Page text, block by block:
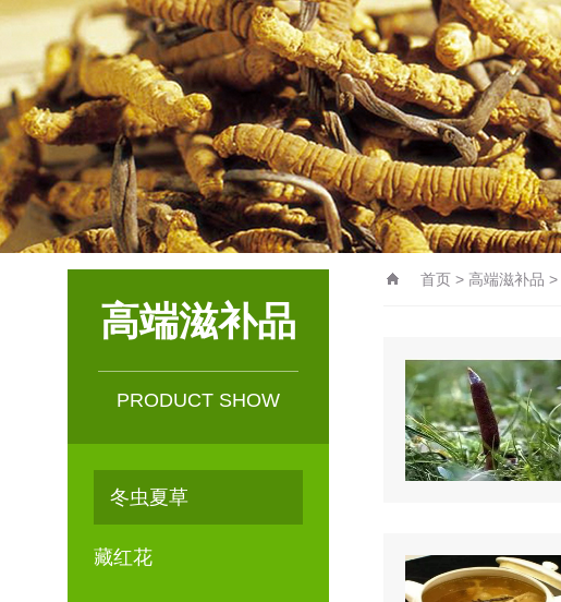
高端滋补品
PRODUCT SHOW
冬虫夏草
藏红花
首页 > 高端滋补品 >